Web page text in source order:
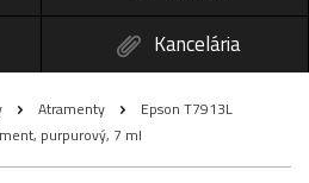
Kancelária
Atramenty
Epson T7913L
purpurový, 7 ml